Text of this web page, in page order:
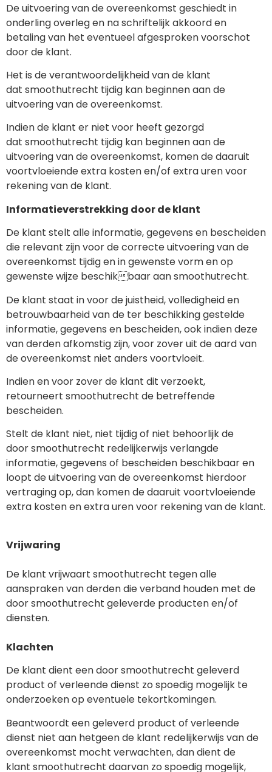
De uitvoering van de overeenkomst geschiedt in
onderling overleg en na schriftelijk akkoord en
betaling van het eventueel afgesproken voorschot
door de klant.
Het is de verantwoordelijkheid van de klant
dat smoothutrecht tijdig kan beginnen aan de
uitvoering van de overeenkomst.
Indien de klant er niet voor heeft gezorgd
dat smoothutrecht tijdig kan beginnen aan de
uitvoering van de overeenkomst, komen de daaruit
voortvloeiende extra kosten en/of extra uren voor
rekening van de klant.
Informatieverstrekking door de klant
De klant stelt alle informatie, gegevens en bescheiden
die relevant zijn voor de correcte uitvoering van de
overeenkomst tijdig en in gewenste vorm en op
gewenste wijze beschikbaar aan smoothutrecht.
De klant staat in voor de juistheid, volledigheid en
betrouwbaarheid van de ter beschikking gestelde
informatie, gegevens en bescheiden, ook indien deze
van derden afkomstig zijn, voor zover uit de aard van
de overeenkomst niet anders voortvloeit.
Indien en voor zover de klant dit verzoekt,
retourneert smoothutrecht de betreffende
bescheiden.
Stelt de klant niet, niet tijdig of niet behoorlijk de
door smoothutrecht redelijkerwijs verlangde
informatie, gegevens of bescheiden beschikbaar en
loopt de uitvoering van de overeenkomst hierdoor
vertraging op, dan komen de daaruit voortvloeiende
extra kosten en extra uren voor rekening van de klant.
Vrijwaring
De klant vrijwaart smoothutrecht tegen alle
aanspraken van derden die verband houden met de
door smoothutrecht geleverde producten en/of
diensten.
Klachten
De klant dient een door smoothutrecht geleverd
product of verleende dienst zo spoedig mogelijk te
onderzoeken op eventuele tekortkomingen.
Beantwoordt een geleverd product of verleende
dienst niet aan hetgeen de klant redelijkerwijs van de
overeenkomst mocht verwachten, dan dient de
klant smoothutrecht daarvan zo spoedig mogelijk,